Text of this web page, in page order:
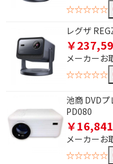
☆☆☆☆☆
レグザ
￥
メーカーお
☆☆☆☆☆
池商 DVD
PD080
￥16,841
メーカーお
☆☆☆☆☆
条
フリーワード